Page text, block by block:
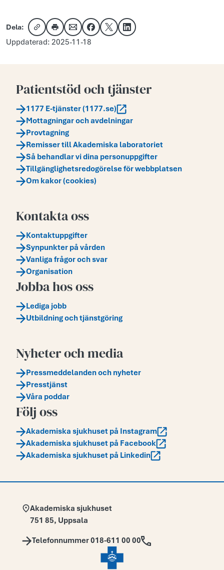
Dela:
Kopiera länk
Skriv utDela via e-post
Dela på Facebook
Dela på XDela på LinkedIn
Uppdaterad: 2025-11-18
Patientstöd och tjänster
1177 E-tjänster (1177.se)
Mottagningar och avdelningar
Provtagning
Remisser till Akademiska laboratoriet
Så behandlar vi dina personuppgifter
Tillgänglighetsredogörelse för webbplatsen
Om kakor (cookies)
Kontakta oss
Kontaktuppgifter
Synpunkter på vården
Vanliga frågor och svar
Organisation
Jobba hos oss
Lediga jobb
Utbildning och tjänstgöring
Nyheter och media
Pressmeddelanden och nyheter
Presstjänst
Våra poddar
Följ oss
Akademiska sjukhuset på Instagram
Akademiska sjukhuset på Facebook
Akademiska sjukhuset på Linkedin
Adress:
Akademiska sjukhuset
751 85, Uppsala
Telefon:
Telefonnummer 018-611 00 00